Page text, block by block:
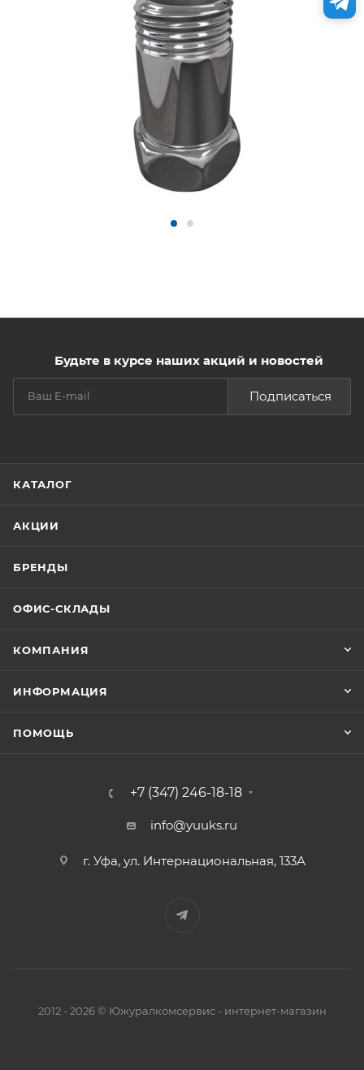
Будьте в курсе наших акций и новостей
Подписаться
КАТАЛОГ
АКЦИИ
БРЕНДЫ
ОФИС-СКЛАДЫ
КОМПАНИЯ
ИНФОРМАЦИЯ
ПОМОЩЬ
+7 (347) 246-18-18
info@yuuks.ru
г. Уфа, ул. Интернациональная, 133А
2012 - 2026 © Южуралкомсервис - интернет-магазин